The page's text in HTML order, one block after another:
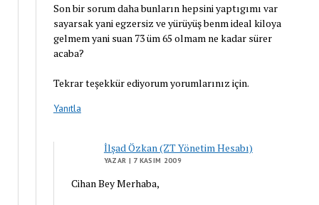
Son bir sorum daha bunların hepsini yaptıgımı var
sayarsak yani egzersiz ve yürüyüş benm ideal kiloya
gelmem yani suan 73 üm 65 olmam ne kadar sürer
acaba?
Tekrar teşekkür ediyorum yorumlarınız için.
Yanıtla
İlşad Özkan (ZT Yönetim Hesabı)
YAZAR | 7 KASIM 2009
Cihan Bey Merhaba,